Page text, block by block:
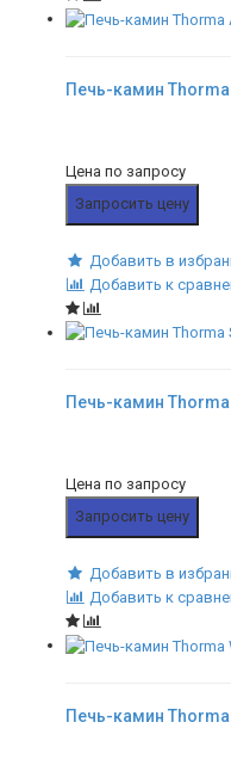
Печь-камин
Цена по запросу
Запросить цену
Добавить в
Добавить к
Печь-камин
Цена по запросу
Запросить цену
Добавить в
Добавить к
Печь-камин